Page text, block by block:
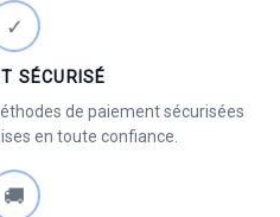
✓
SÉCURISÉ
de paiement sécurisées
en toute confiance.
🚚